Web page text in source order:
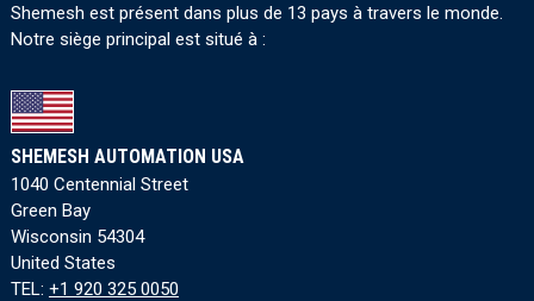
Shemesh est présent dans plus de 13 pays à travers le monde.
Notre siège principal est situé à :
SHEMESH AUTOMATION USA
1040 Centennial Street
Green Bay
Wisconsin 54304
United States
TEL: +1 920 325 0050